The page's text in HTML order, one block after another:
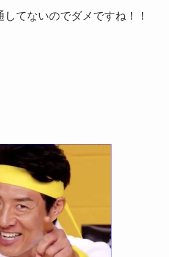
てないのでダメですね！！